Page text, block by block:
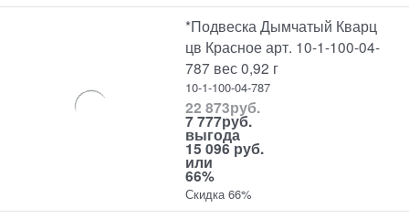
*Подвеска Дымчатый Кварц
цв Красное арт. 10-1-100-04-
787 вес 0,92 г
10-1-100-04-787
22 873руб.
7 777руб.
выгода
15 096 руб.
или
66%
Скидка 66%